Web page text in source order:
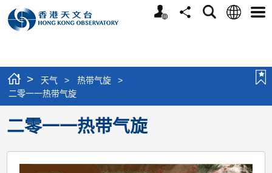
个
分
搜
语
选
> 天气 > 热带气旋
>
二零一一热带气旋
二零一一热带气旋